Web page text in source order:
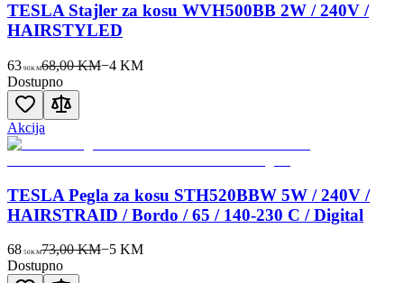
TESLA Stajler za kosu WVH500BB 2W / 240V /
HAIRSTYLED
63 90KM68,00 KM−4KM
Dostupno
Akcija
TESLA Pegla za kosu STH520BBW 5W / 240V /
HAIRSTRAID / Bordo / 65 / 140-230 C / Digital
68 50KM73,00 KM−5KM
Dostupno